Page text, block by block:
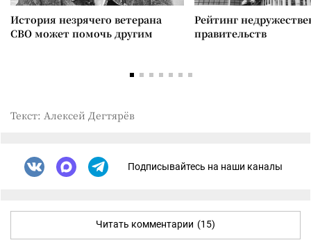
История незрячего ветерана
СВО может помочь другим
Рейтинг
правительств
Текст: Алексей Дегтярёв
Подписывайтесь на наши каналы
Читать комментарии (15)